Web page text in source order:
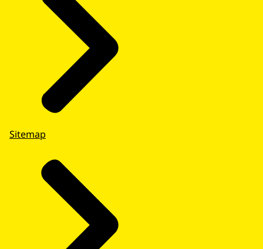
Sitemap